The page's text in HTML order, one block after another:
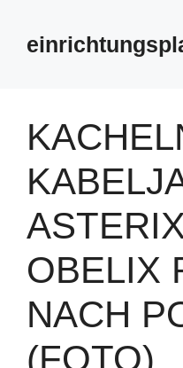
springen
OBELIX
NACH
(FOTO)